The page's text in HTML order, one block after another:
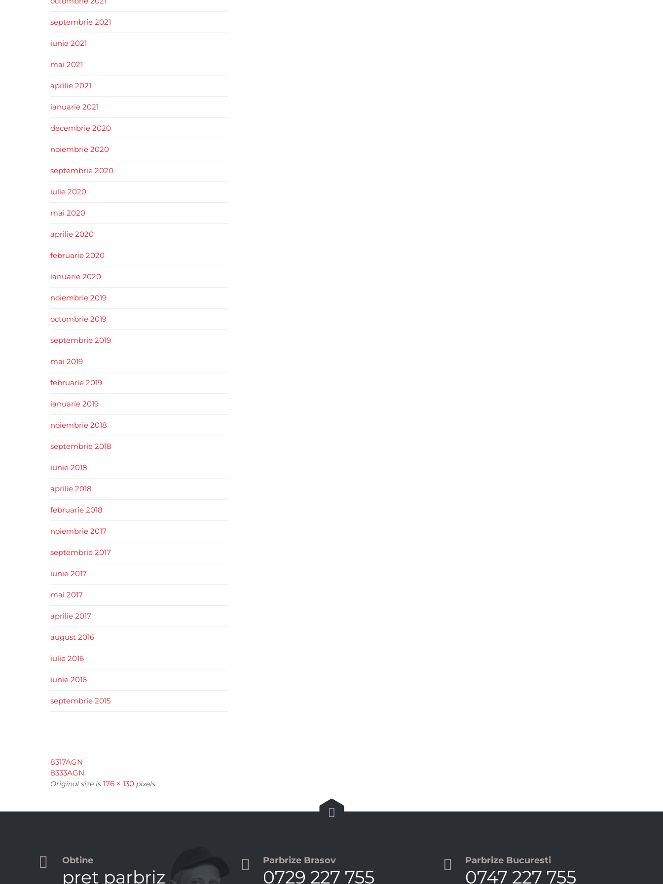
septembrie 2021
iunie 2021
mai 2021
aprilie 2021
ianuarie 2021
decembrie 2020
noiembrie 2020
septembrie 2020
iulie 2020
mai 2020
aprilie 2020
februarie 2020
ianuarie 2020
noiembrie 2019
octombrie 2019
septembrie 2019
mai 2019
februarie 2019
ianuarie 2019
noiembrie 2018
septembrie 2018
iunie 2018
aprilie 2018
februarie 2018
noiembrie 2017
septembrie 2017
iunie 2017
mai 2017
aprilie 2017
august 2016
iulie 2016
iunie 2016
septembrie 2015
8317AGN
8333AGN
Original size is 176 × 130 pixels

 Obtine
pret parbriz
 Parbrize Brasov
0729 227 755
 Parbrize Bucuresti
0747 227 755